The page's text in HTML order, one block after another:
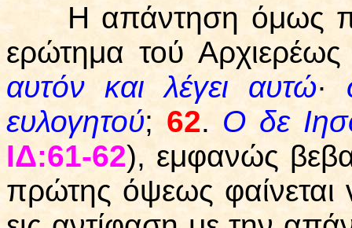
Η απάντηση όμως
ερώτημα τού
αυτόν και λέγει αυτώ·
ευλογητού; 62. Ο δε
ΙΔ:61-62), εμφανώς
πρώτης όψεως φαίνεται